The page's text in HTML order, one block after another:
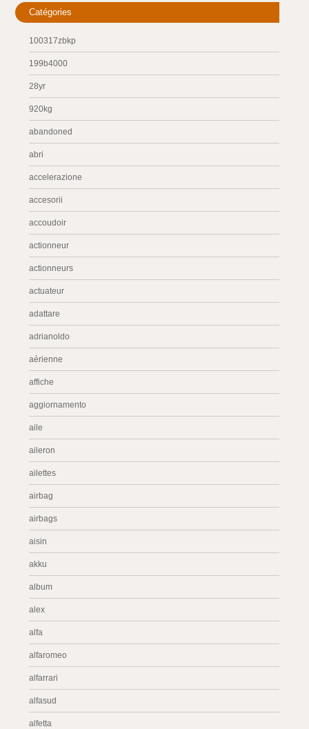
Catégories
100317zbkp
199b4000
28yr
920kg
abandoned
abri
accelerazione
accesorii
accoudoir
actionneur
actionneurs
actuateur
adattare
adrianoldo
aérienne
affiche
aggiornamento
aile
aileron
ailettes
airbag
airbags
aisin
akku
album
alex
alfa
alfaromeo
alfarrari
alfasud
alfetta